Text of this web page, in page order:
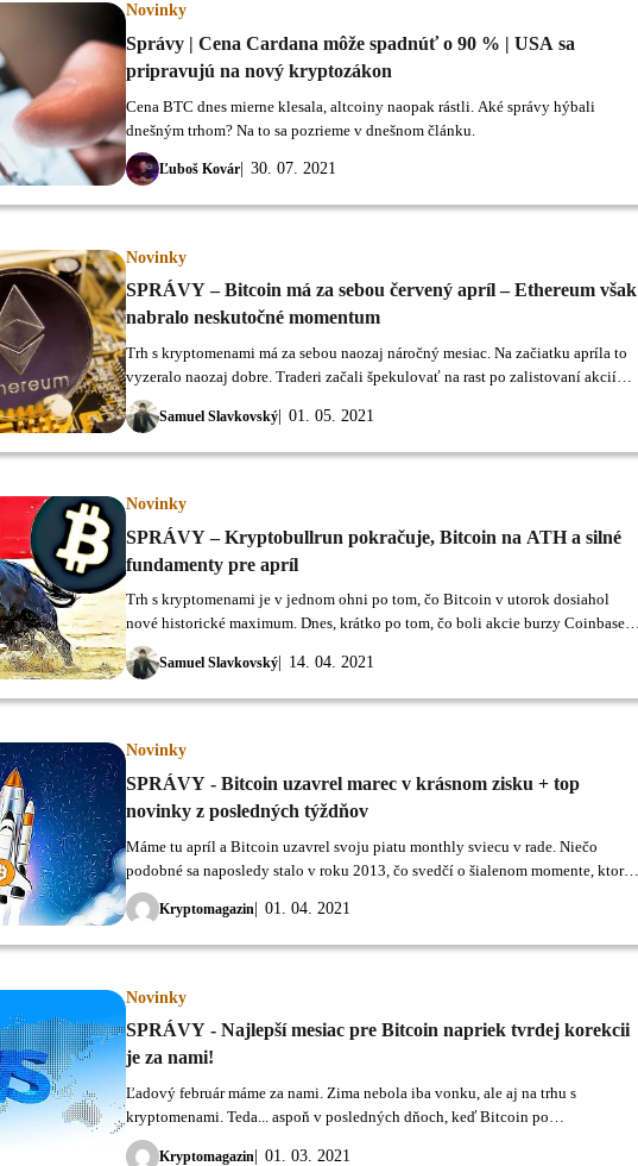
Novinky
Správy | Cena Cardana môže spadnúť o 90 % | USA sa
pripravujú na nový kryptozákon
Ľuboš Kovár 30. 07. 2021
Cena BTC dnes mierne klesala, altcoiny naopak rástli. Aké správy hýbali
dnešným trhom? Na to sa pozrieme v dnešnom článku.
Novinky
SPRÁVY – Bitcoin má za sebou červený apríl – Ethereum však
nabralo neskutočné momentum
Samuel Slavkovský 01. 05. 2021
Trh s kryptomenami má za sebou naozaj náročný mesiac. Na začiatku apríla to
vyzeralo naozaj dobre. Traderi začali špekulovať na rast po zalistovaní akcií
burzy Coinbase na NASDAQ a naozaj sme sa dočkali nového historického
maxima.
Novinky
SPRÁVY – Kryptobullrun pokračuje, Bitcoin na ATH a silné
fundamenty pre apríl
Samuel Slavkovský 14. 04. 2021
Trh s kryptomenami je v jednom ohni po tom, čo Bitcoin v utorok dosiahol
nové historické maximum. Dnes, krátko po tom, čo boli akcie burzy Coinbase
zalistované na NASDAQ, dokonca otestoval hladinu 65 000 dolárov.
Novinky
SPRÁVY - Bitcoin uzavrel marec v krásnom zisku + top
novinky z posledných týždňov
Kryptomagazin 01. 04. 2021
Máme tu apríl a Bitcoin uzavrel svoju piatu monthly sviecu v rade. Niečo
podobné sa naposledy stalo v roku 2013, čo svedčí o šialenom momente, ktoré
si kryptomeny vytvorili počas tejto ekonomickej krízy.
Novinky
SPRÁVY - Najlepší mesiac pre Bitcoin napriek tvrdej korekcii
je za nami!
Kryptomagazin 01. 03. 2021
Ľadový február máme za nami. Zima nebola iba vonku, ale aj na trhu s
kryptomenami. Teda... aspoň v posledných dňoch, keď Bitcoin po
fenomenálnom raste padol o 33%.